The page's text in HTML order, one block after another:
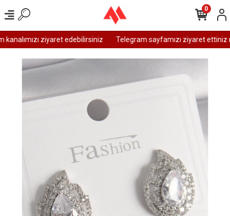
ziyaret edebilirsiniz Telegram sayfamızı ziyaret ettiniz
0